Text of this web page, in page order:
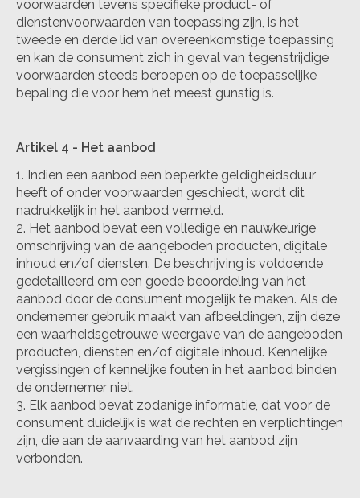
voorwaarden tevens specifieke product- of
dienstenvoorwaarden van toepassing zijn, is het
tweede en derde lid van overeenkomstige toepassing
en kan de consument zich in geval van tegenstrijdige
voorwaarden steeds beroepen op de toepasselijke
bepaling die voor hem het meest gunstig is.
Artikel 4 - Het aanbod
Indien een aanbod een beperkte geldigheidsduur
heeft of onder voorwaarden geschiedt, wordt dit
nadrukkelijk in het aanbod vermeld.
Het aanbod bevat een volledige en nauwkeurige
omschrijving van de aangeboden producten, digitale
inhoud en/of diensten. De beschrijving is voldoende
gedetailleerd om een goede beoordeling van het
aanbod door de consument mogelijk te maken. Als de
ondernemer gebruik maakt van afbeeldingen, zijn deze
een waarheidsgetrouwe weergave van de aangeboden
producten, diensten en/of digitale inhoud. Kennelijke
vergissingen of kennelijke fouten in het aanbod binden
de ondernemer niet.
Elk aanbod bevat zodanige informatie, dat voor de
consument duidelijk is wat de rechten en verplichtingen
zijn, die aan de aanvaarding van het aanbod zijn
verbonden.